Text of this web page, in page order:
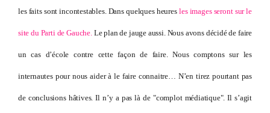
les faits sont incontestables. Dans quelques heures les images seront sur le
site du Parti de Gauche. Le plan de jauge aussi. Nous avons décidé de faire
un cas d’école contre cette façon de faire. Nous comptons sur les
internautes pour nous aider à le faire connaitre… N’en tirez pourtant pas
de conclusions hâtives. Il n’y a pas là de "complot médiatique". Il s’agit